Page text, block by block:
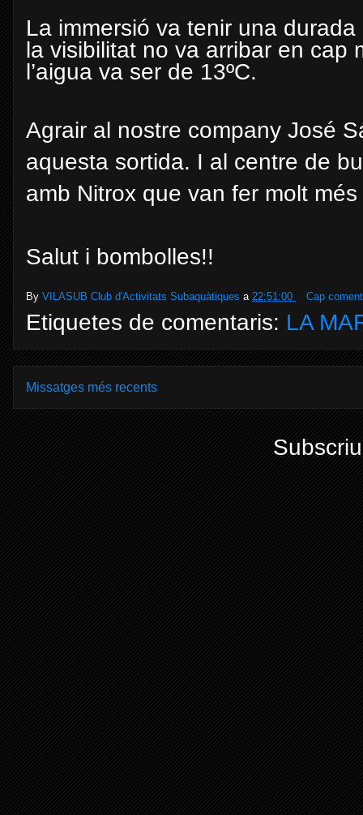
La immersió va tenir una
la visibilitat no va arribar en cap
l’aigua va ser de 13ºC.
Agrair al nostre company José
aquesta sortida. I al centre de
amb Nitrox que van fer molt
Salut i bombolles!!
By VILASUB Club d'Activitats Subaquàtiques a 22:51:00 Cap
Etiquetes de comentaris: LA
Missatges més recents